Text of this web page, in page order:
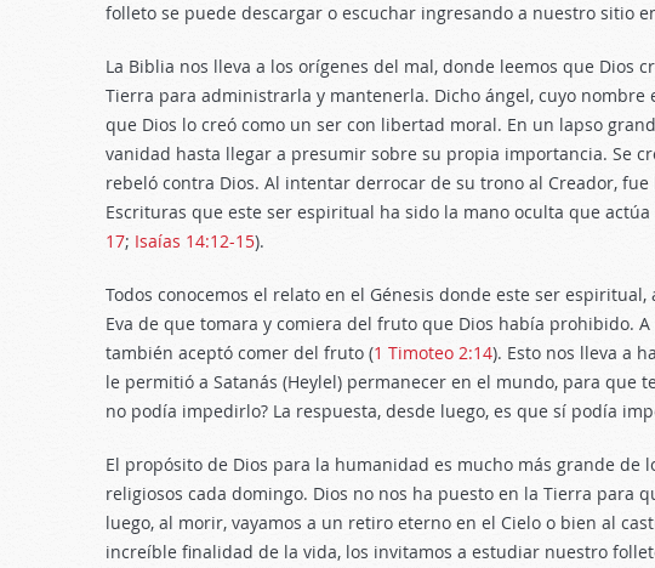
folleto se puede descargar o escuchar ingresando a nuestro sitio
La Biblia nos lleva a los orígenes del mal, donde leemos que Dios
Tierra para administrarla y mantenerla. Dicho ángel, cuyo nombre
que Dios lo creó como un ser con libertad moral. En un lapso
vanidad hasta llegar a presumir sobre su propia importancia. Se
rebeló contra Dios. Al intentar derrocar de su trono al Creador,
Escrituras que este ser espiritual ha sido la mano oculta que
17; Isaías 14:12-15).
Todos conocemos el relato en el Génesis donde este ser
Eva de que tomara y comiera del fruto que Dios había prohibido.
también aceptó comer del fruto (1 Timoteo 2:14). Esto nos lleva a
le permitió a Satanás (Heylel) permanecer en el mundo, para que
no podía impedirlo? La respuesta, desde luego, es que sí podía
El propósito de Dios para la humanidad es mucho más grande de
religiosos cada domingo. Dios no nos ha puesto en la Tierra para
luego, al morir, vayamos a un retiro eterno en el Cielo o bien al
increíble finalidad de la vida, los invitamos a estudiar nuestro